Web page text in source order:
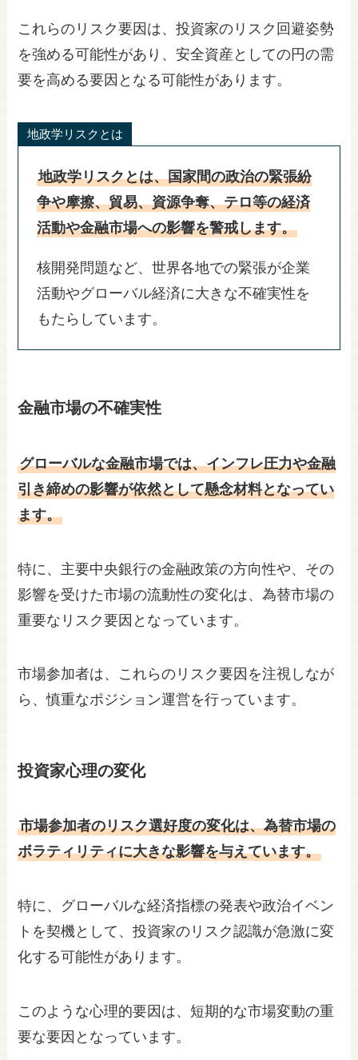
これらのリスク要因は、投資家のリスク回避姿勢
を強める可能性があり、安全資産としての円の需
要を高める要因となる可能性があります。
地政学リスクとは
地政学リスクとは、国家間の政治の緊張紛
争や摩擦、貿易、資源争奪、テロ等の経済
活動や金融市場への影響を警戒します。
核開発問題など、世界各地での緊張が企業
活動やグローバル経済に大きな不確実性を
もたらしています。
金融市場の不確実性
グローバルな金融市場では、インフレ圧力や金融
引き締めの影響が依然として懸念材料となってい
ます。
特に、主要中央銀行の金融政策の方向性や、その
影響を受けた市場の流動性の変化は、為替市場の
重要なリスク要因となっています。
市場参加者は、これらのリスク要因を注視しなが
ら、慎重なポジション運営を行っています。
投資家心理の変化
市場参加者のリスク選好度の変化は、為替市場の
ボラティリティに大きな影響を与えています。
特に、グローバルな経済指標の発表や政治イベン
トを契機として、投資家のリスク認識が急激に変
化する可能性があります。
このような心理的要因は、短期的な市場変動の重
要な要因となっています。